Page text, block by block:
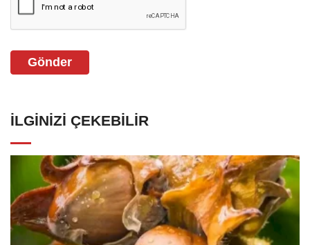
Gönder
İLGINIZI ÇEKEBILIR